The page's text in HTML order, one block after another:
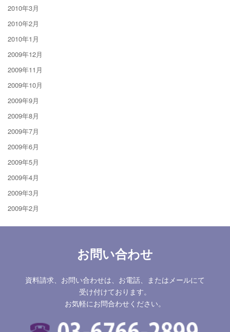
2010年3月
2010年2月
2010年1月
2009年12月
2009年11月
2009年10月
2009年9月
2009年8月
2009年7月
2009年6月
2009年5月
2009年4月
2009年3月
2009年2月
お問い合わせ
資料請求、お問い合わせは、お電話、またはメールにて
受け付けております。
お気軽にお問合わせください。